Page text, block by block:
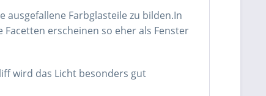
Farbglasteile zu bilden.In
erscheinen so eher als Fenster
wird das Licht besonders gut